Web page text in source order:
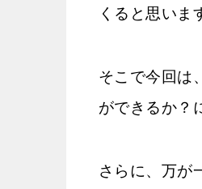
くると思いま
そこで今回は
ができるか？
さらに、万が